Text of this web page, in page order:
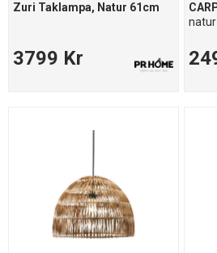
Zuri Taklampa, Natur 61cm
3799 Kr
natur